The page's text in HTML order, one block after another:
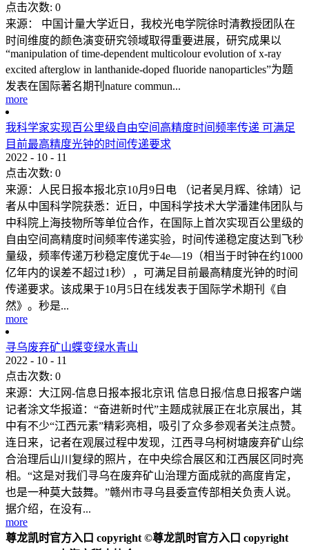
点击次数: 0
来源： 中国计量大学近日，我校光电学院徐时清教授团队在
时间维度的颜色演变研究领域取得重要进展，研究成果以
“manipulation of time-dependent multicolour evolution of x-ray
excited afterglow in lanthanide-doped fluoride nanoparticles”为题
发表在国际著名期刊nature commun...
more
我科学家实现百公里级自由空间高精度时间频率传递 可满足
目前最高精度光钟的时间传递要求
2022 - 10 - 11
点击次数: 0
来源：人民日报本报北京10月9日电 （记者吴月辉、徐靖）记
者从中国科学院获悉：近日，中国科学技术大学潘建伟团队与
中科院上海技物所等单位合作，在国际上首次实现百公里级的
自由空间高精度时间频率传递实验，时间传递稳定度达到飞秒
量级，频率传递万秒稳定度优于4e—19（相当于时钟在约1000
亿年内的误差不超过1秒），可满足目前最高精度光钟的时间
传递要求。该成果于10月5日在线发表于国际学术期刊《自
然》。秒是...
more
寻乌废弃矿山蝶变绿水青山
2022 - 10 - 11
点击次数: 0
来源：大江网-信息日报本报北京讯 信息日报/信息日报客户端
记者涂文华报道：“奋进新时代”主题成就展正在北京展出，其
中有不少“江西元素”精彩亮相，吸引了众多参观者关注点赞。
连日来，记者在观展过程中发现，江西寻乌柯树塘废弃矿山综
合治理后山川复绿的照片，在中央综合展区和江西展区同时亮
相。“这是对我们寻乌在废弃矿山治理方面成就的高度肯定，
也是一种莫大鼓舞。”赣州市寻乌县委宣传部相关负责人说。
据介绍，在没有...
more
尊龙凯时官方入口 copyright ©尊龙凯时官方入口 copyright